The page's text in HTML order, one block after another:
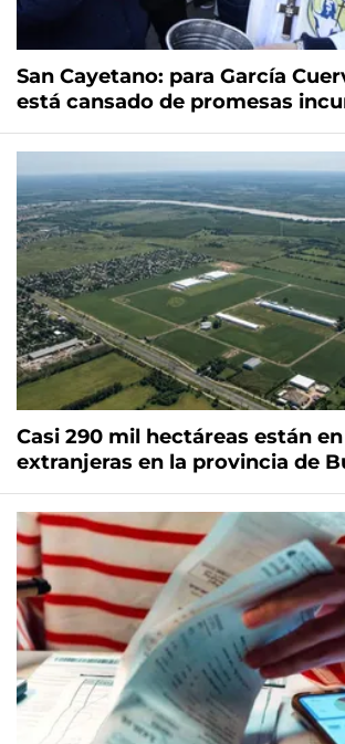
San Cayetano: para García
está cansado de promesas
Casi 290 mil hectáreas están
extranjeras en la provincia de